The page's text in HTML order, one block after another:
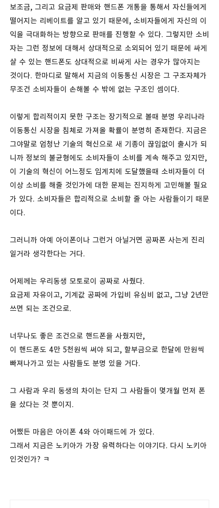
보조금, 그리고 요금제 판매와 핸드폰 개통을 통해서 자신들에게
떨어지는 리베이트를 알고 있기 때문에, 소비자들에게 자신의 이
익을 극대화하는 방향으로 판매를 진행할 수 있다. 그렇지만 소비
자는 그런 정보에 대해서 상대적으로 소외되어 있기 때문에 싸게
살 수 있는 핸드폰도 상대적으로 비싸게 사는 경우가 많아지는
것이다. 한마디로 말해서 지금의 이동통신 시장은 그 구조자체가
무조건 소비자들이 손해볼 수 밖에 없는 구조인 셈이다.
이렇게 합리적이지 못한 구조는 장기적으로 볼때 분명 우리나라
이동통신 시장을 침체로 가져올 확률이 분명히 존재한다. 지금은
그야말로 엄청난 기술의 혁신으로 새 기종이 끊임없이 출시가 되
니까 정보의 불균형에도 소비자들이 소비를 계속 해주고 있지만,
이 기술의 혁신이 어느정도 임계치에 도달했을때 소비자들이 더
이상 소비를 해줄 것인가에 대한 문제는 진지하게 고민해볼 필요
가 있다. 소비자들은 합리적으로 소비할 줄 아는 사람들이기 때문
이다.
그러니까 아예 아이폰이나 그런거 아닐거면 공짜폰 사는게 진리
일거라 생각한다는 거다.
어제께는 우리동생 모토로이 공짜로 사줬다.
요금제 자유이고, 기계값 공짜에 가입비 유심비 없고, 그냥 2년만
쓰면 되는 조건으로.
너무나도 좋은 조건으로 핸드폰을 사줬지만,
이 핸드폰도 4만 5천원씩 써야 되고, 할부금으로 한달에 만원씩
빠져나가고 있는 사람들도 분명 있을 거다.
그 사람과 우리 동생의 차이는 단지 그 사람들이 몇개월 먼저 폰
을 샀다는 것 뿐이지.
어쨌든 마음은 아이폰 4와 아이패드에 가 있다.
그래서 지금은 노키아가 가장 유력하다는 이야기다. 다시 노키아
인것인가? ㅋ